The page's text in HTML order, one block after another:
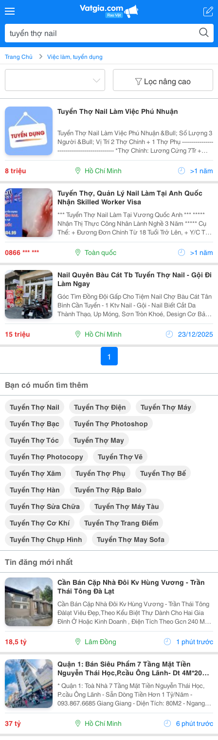
Trang Chủ Việc làm, tuyển dụng
Lọc nâng cao
Tuyển Thợ Nail Làm Việc Phú Nhuận
Tuyển Thợ Nail Làm Việc Phú Nhuận &Bull; Số Lượng 3
Người &Bull; Vị Trí 2 Thợ Chính + 1 Thợ Phụ ----------------
----------------------------- *Thợ Chính: Lương Cứng 7Tr +
15% Bill + 100%Tip Yêu Cầu - Thành Thạo Cắt Da, Sơn
Gel, Đắp...
8 triệu Hồ Chí Minh >1 năm
Tuyến Thợ, Quản Lý Nail Làm Tại Anh Quốc
Nhận Skilled Worker Visa
*** Tuyển Thợ Nail Làm Tại Vương Quốc Anh *** *****
Nhận Thị Thực Công Nhân Lành Nghề 3 Năm ***** Cụ
Thể: + Đương Đơn Chính Từ 18 Tuổi Trở Lên, + Y/C Tối
Thiểu Tiếng Anh Ielts 4.0 (B1 Theo Khung Tham Chiếu
Châu Âu). + Biết Làm Móng, Vẽ,...
0866 *** *** Toàn quốc >1 năm
Nail Quyên Bàu Cát Tb Tuyển Thợ Nail - Gội Đi
Làm Ngay
Góc Tìm Đồng Đội Gấp Cho Tiệm Nail Chợ Bàu Cát Tân
Bình Cần Tuyển - 1 Ktv Nail - Gội - Nail Biết Cắt Da
Thành Thạo, Up Móng, Sơn Tròn Khoé, Design Cơ Bản -
Gội Đầu Thành Thạo Và Biết Massage Cvg - Làm Việc
15 triệu Hồ Chí Minh 23/12/2025
1
Bạn có muốn tìm thêm
Tuyển Thợ Nail Tuyển Thợ Điện
Tuyển Thợ Máy
Tuyển Thợ Bạc
Tuyển Thợ Photoshop
Tuyển Thợ Tóc
Tuyển Thợ May
Tuyển Thợ Photocopy
Tuyển Thợ Vẽ
Tuyển Thợ Xăm
Tuyển Thợ Phụ
Tuyển Thợ Bế
Tuyển Thợ Hàn
Tuyển Thợ Rập Balo
Tuyển Thợ Sửa Chữa
Tuyển Thợ Máy Tàu
Tuyển Thợ Cơ Khí
Tuyển Thợ Trang Điểm
Tuyển Thợ Chụp Hình
Tuyển Thợ May Sofa
Tin đăng mới nhất
Cần Bán Cặp Nhà Đôi Kv Hùng Vương - Trần
Thái Tông Đà Lạt
Cần Bán Cặp Nhà Đôi Kv Hùng Vương - Trần Thái Tông
Đàlạt Viêu Đẹp,Theo Kểu Biệt Thự Dành Cho Hai Gia
Đình Ở Hoặc Kinh Doanh , Điện Tích Theo Gcn 240 M2
Xd Hiện Trạng 270 M2 Nhà 8P Ngủ Hai Căn Đều Có Bếp
Pk Riêng Gara Và Sân Đậu 4Xe Ôtô Giá 18T500...
18,5 tỷ Lâm Đồng 1 phút trước
Quận 1: Bán Siêu Phẩm 7 Tầng Mặt Tiền
Nguyễn Thái Học,P.cầu Ông Lãnh- Dt 4M*20M
Sh Vuông Đẹp- Dòng Tiền Đều Hơn 1 Tỷ/Năm-
Chính
* Quận 1: Toà Nhà 7 Tầng Mặt Tiền Nguyễn Thái Học,
P.cầu Ông Lãnh - Sẵn Dòng Tiền Hơn 1 Tỷ/Năm -
093.867.6685 Giang Giang - Diện Tích: 80M2 - Ngang
4M * 20M. - Kết Cấu: 7 Tầng - Thang Máy - 12 Phòng Mỗi
Tầng 2 Phòng Lớn. - Dòng Tiền Khai Thác Full...
37 tỷ Hồ Chí Minh 6 phút trước